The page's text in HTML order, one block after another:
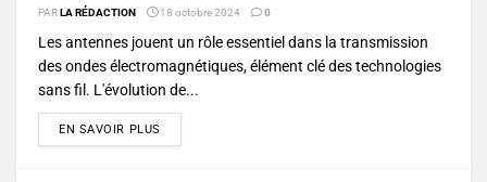
PARLA RÉDACTION 18 octobre 2024 0
Les antennes jouent un rôle essentiel dans la transmission
des ondes électromagnétiques, élément clé des technologies
sans fil. L'évolution de...
EN SAVOIR PLUS